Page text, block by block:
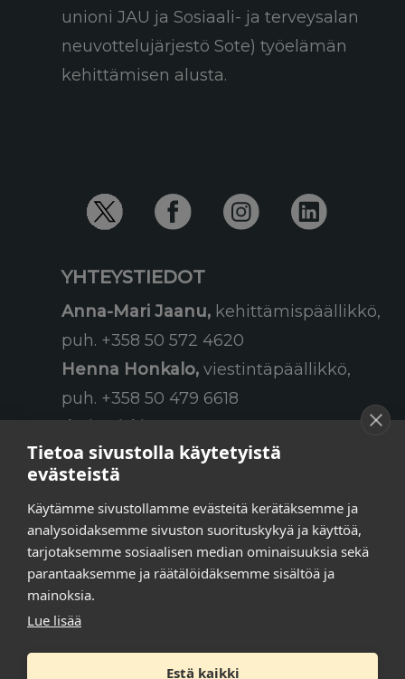
unioni JAU ja Sosiaali- ja terveysalan
neuvottelujärjestö Sote) työelämän
kehittämisen alusta.
YHTEYSTIEDOT
Anna-Mari Jaanu, kehittämispäällikkö,
puh. +358 50 572 4620
Henna Honkalo, viestintäpäällikkö,
puh. +358 50 479 6618
tapahtumakoordinaattori,
puh. +358 45 130 3832
Susanna Laasio, sihteeri,
puh. +358 50 590 4619
tarkeissatoissa[a]kt.fi
Tilaa uutiskirje
Tietoa sivustolla käytetyistä
evästeistä
Käytämme sivustollamme evästeitä kerätäksemme ja
analysoidaksemme sivuston suorituskykyä ja käyttöä,
tarjotaksemme sosiaalisen median ominaisuuksia sekä
parantaaksemme ja räätälöidäksemme sisältöä ja
mainoksia.
Lue lisää
Estä kaikki